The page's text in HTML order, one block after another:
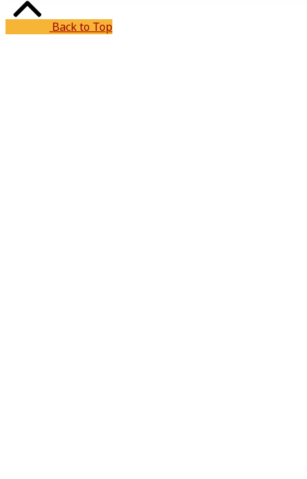
Back to Top